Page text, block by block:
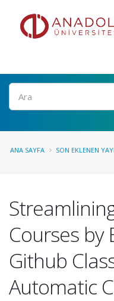
Ara
ANA SAYFA SON EKLENEN
Courses by
Github
Automatic